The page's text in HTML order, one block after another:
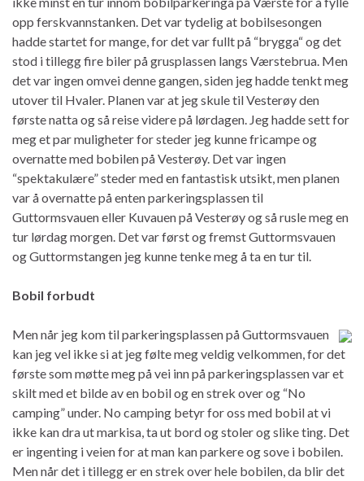
opp ferskvannstanken. Det var tydelig at bobilsesongen
hadde startet for mange, for det var fullt på “brygga“ og det
stod i tillegg fire biler på grusplassen langs Værstebrua. Men
det var ingen omvei denne gangen, siden jeg hadde tenkt meg
utover til Hvaler. Planen var at jeg skule til Vesterøy den
første natta og så reise videre på lørdagen. Jeg hadde sett for
meg et par muligheter for steder jeg kunne fricampe og
overnatte med bobilen på Vesterøy. Det var ingen
“spektakulære” steder med en fantastisk utsikt, men planen
var å overnatte på enten parkeringsplassen til
Guttormsvauen eller Kuvauen på Vesterøy og så rusle meg en
tur lørdag morgen. Det var først og fremst Guttormsvauen
og Guttormstangen jeg kunne tenke meg å ta en tur til.
Bobil forbudt
Men når jeg kom til parkeringsplassen på Guttormsvauen
kan jeg vel ikke si at jeg følte meg veldig velkommen, for det
første som møtte meg på vei inn på parkeringsplassen var et
skilt med et bilde av en bobil og en strek over og “No
camping” under. No camping betyr for oss med bobil at vi
ikke kan dra ut markisa, ta ut bord og stoler og slike ting. Det
er ingenting i veien for at man kan parkere og sove i bobilen.
Men når det i tillegg er en strek over hele bobilen, da blir det